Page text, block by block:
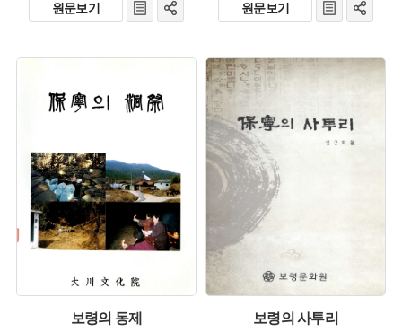
원문보기 원문보기
유형 :
보령의 동제
유형 :
발행 :
생산 :
보령의 사투리